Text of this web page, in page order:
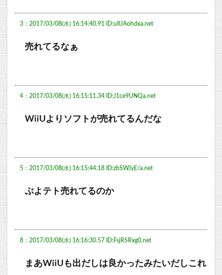
3：2017/03/08(水) 16:14:40.91 ID:uIUAohdxa.net
売れてるなぁ
4：2017/03/08(水) 16:15:11.34 ID:J1ce9UNQa.net
WiiUよりソフトが売れてるんだな
5：2017/03/08(水) 16:15:44.18 ID:zbSWJyE/a.net
ぷよテト売れてるのか
8：2017/03/08(水) 16:16:30.57 ID:FsjRSRxg0.net
まあWiiUも出だしは良かったみたいだしこれ